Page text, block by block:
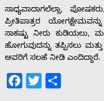
About
Us
Advertise
ಸಾಧ್ಯವಾದಾಗಲೆಲ್ಲಾ,
ಪ್ರೀತಿಪಾತ್ರರ
ಸಾಕಷ್ಟು ನೀರು ಕುಡಿಯಲು,
ಹೋಗುವುದನ್ನು ತಪ್ಪಿಸಲು
ಅವರಿಗೆ ಸಲಹೆ ನೀಡಿ ಎಂದಿದ್ದಾರೆ.
Facebook
Twitter